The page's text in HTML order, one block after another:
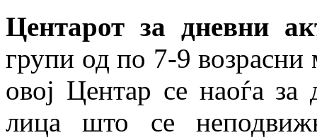
Центарот за дневни
групи од по 7-9
овој Центар се наоѓа за
лица што се